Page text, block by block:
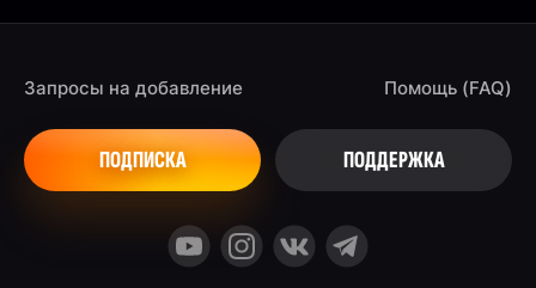
Запросы на добавление
ПОДПИСКА
Помощь (FAQ)
ПОДДЕРЖКА